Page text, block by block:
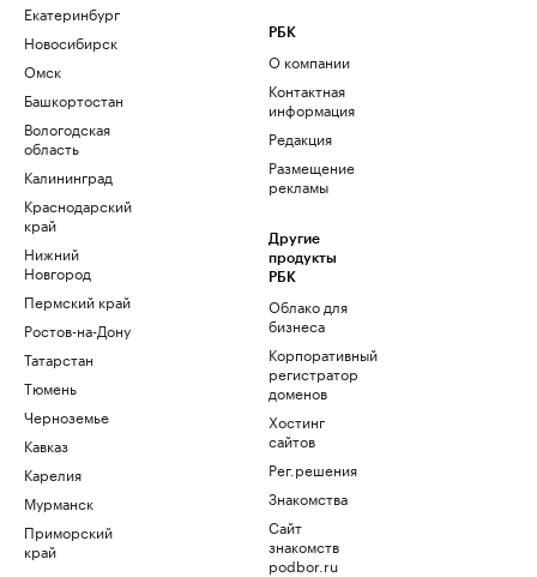
Екатеринбург
Новосибирск
Омск
Башкортостан
Вологодская
область
Калининград
Краснодарский
край
Нижний
Новгород
Пермский край
Ростов-на-Дону
Татарстан
Тюмень
Черноземье
Кавказ
Карелия
Мурманск
Приморский
край
РБК
О компании
Контактная
информация
Редакция
Размещение
рекламы
Другие
продукты
РБК
Облако для
бизнеса
Корпоративный
регистратор
доменов
Хостинг
сайтов
Рег.решения
Знакомства
Сайт
знакомств
podbor.ru